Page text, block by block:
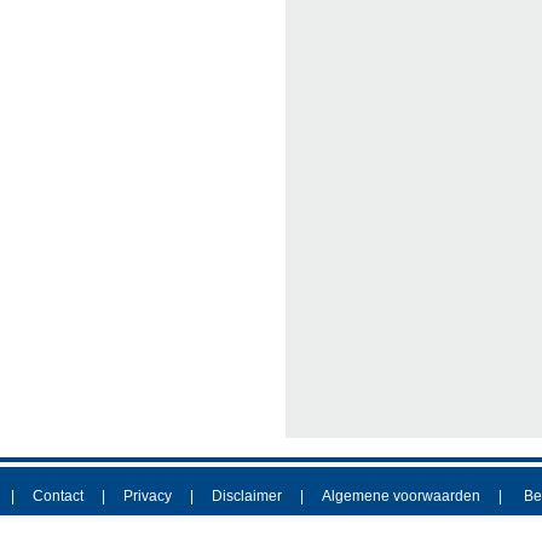
Contact Privacy Disclaimer Algemene voorwaarden